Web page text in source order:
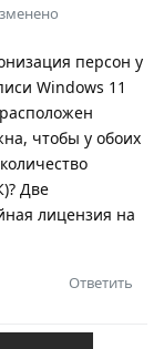
персон у
Windows 11
чтобы у обоих
Две
лицензия на
Ответить